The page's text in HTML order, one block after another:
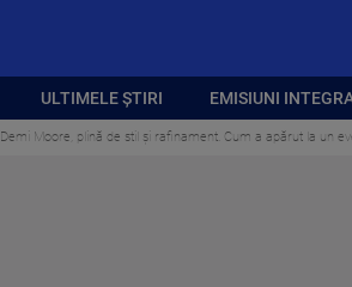
ULTIMELE ȘTIRI EMISIUNI
Demi Moore, plină de stil și rafinament. Cum a apărut la un